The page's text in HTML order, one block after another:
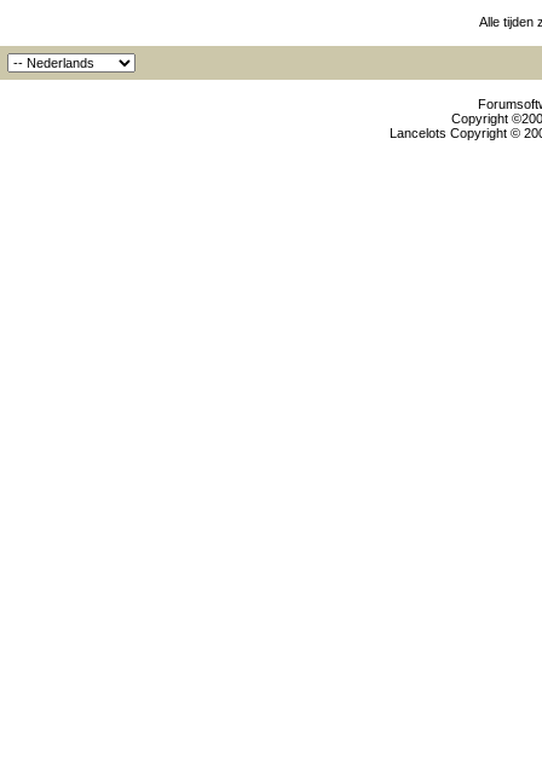
Alle tijden
Copyright
Lancelots Copyright ©